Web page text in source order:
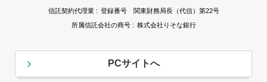
信託契約代理業 : 登録番号 関東財務局長（代信）第22号
所属信託会社の商号 : 株式会社りそな銀行
PCサイトへ